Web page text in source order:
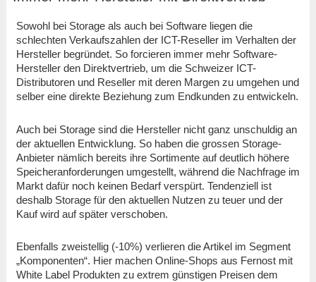
Sowohl bei Storage als auch bei Software liegen die
schlechten Verkaufszahlen der ICT-Reseller im Verhalten der
Hersteller begründet. So forcieren immer mehr Software-
Hersteller den Direktvertrieb, um die Schweizer ICT-
Distributoren und Reseller mit deren Margen zu umgehen und
selber eine direkte Beziehung zum Endkunden zu entwickeln.
Auch bei Storage sind die Hersteller nicht ganz unschuldig an
der aktuellen Entwicklung. So haben die grossen Storage-
Anbieter nämlich bereits ihre Sortimente auf deutlich höhere
Speicheranforderungen umgestellt, während die Nachfrage im
Markt dafür noch keinen Bedarf verspürt. Tendenziell ist
deshalb Storage für den aktuellen Nutzen zu teuer und der
Kauf wird auf später verschoben.
Ebenfalls zweistellig (-10%) verlieren die Artikel im Segment
„Komponenten“. Hier machen Online-Shops aus Fernost mit
White Label Produkten zu extrem günstigen Preisen dem